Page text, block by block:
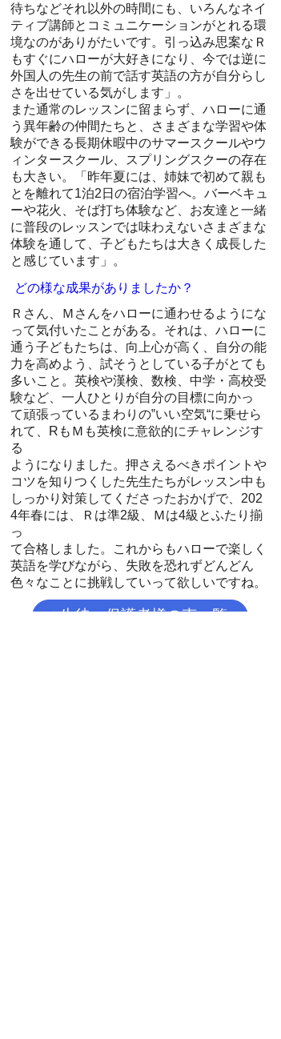
待ちなどそれ以外の時間にも、いろんなネイ
ティブ講師とコミュニケーションがとれる環
境なのがありがたいです。引っ込み思案なＲ
もすぐにハローが大好きになり、今では逆に
外国人の先生の前で話す英語の方が自分らし
さを出せている気がします」。
また通常のレッスンに留まらず、ハローに通
う異年齢の仲間たちと、さまざまな学習や体
験ができる長期休暇中のサマースクールやウ
ィンタースクール、スプリングスクーの存在
も大きい。「昨年夏には、姉妹で初めて親も
とを離れて1泊2日の宿泊学習へ。バーベキュ
ーや花火、そば打ち体験など、お友達と一緒
に普段のレッスンでは味わえないさまざまな
体験を通して、子どもたちは大きく成長した
と感じています」。
どの様な成果がありましたか？
Ｒさん、Ｍさんをハローに通わせるようにな
って気付いたことがある。それは、ハローに
通う子どもたちは、向上心が高く、自分の能
力を高めよう、試そうとしている子がとても
多いこと。英検や漢検、数検、中学・高校受
験など、一人ひとりが自分の目標に向かっ
て頑張っているまわりの‟いい空気“に乗せら
れて、RもＭも英検に意欲的にチャレンジす
る
ようになりました。押さえるべきポイントや
コツを知りつくした先生たちがレッスン中も
しっかり対策してくださったおかげで、202
4年春には、Ｒは準2級、Ｍは4級とふたり揃
っ
て合格しました。これからもハローで楽しく
英語を学びながら、失敗を恐れずどんどん
色々なことに挑戦していって欲しいですね。
生徒・保護者様の声一覧